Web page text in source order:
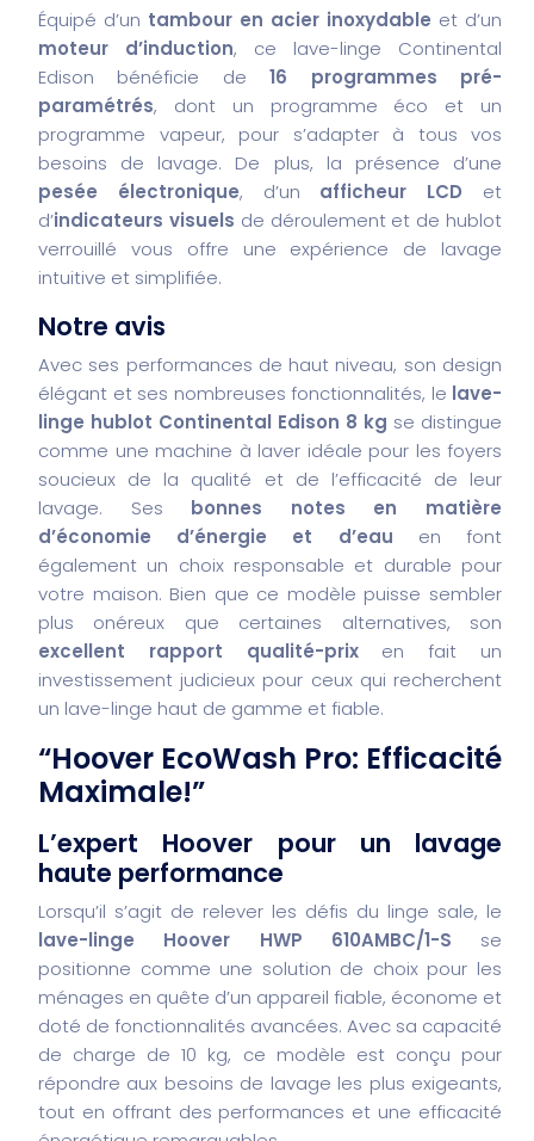
Équipé d’un tambour en acier inoxydable et d’un
moteur d’induction, ce lave-linge Continental
Edison bénéficie de16 programmes pré-
paramétrés, dont un programme éco et un
programme vapeur, pour s’adapter à tous vos
besoins de lavage. De plus, la présence d’une
pesée électronique, d’un afficheur LCD et
d’indicateurs visuels de déroulement et de hublot
verrouillé vous offre une expérience de lavage
intuitive et simplifiée.
Notre avis
Avec ses performances de haut niveau, son design
élégant et ses nombreuses fonctionnalités, le lave-
linge hublot Continental Edison 8 kg se distingue
comme une machine à laver idéale pour les foyers
soucieux de la qualité et de l’efficacité de leur
lavage. Ses bonnes notes en matière
d’économie d’énergie et d’eau en font
également un choix responsable et durable pour
votre maison. Bien que ce modèle puisse sembler
plus onéreux que certaines alternatives, son
excellent rapport qualité-prixen fait un
investissement judicieux pour ceux qui recherchent
un lave-linge haut de gamme et fiable.
“Hoover EcoWash Pro: Efficacité
Maximale!”
L’expert Hoover pour un lavage
haute performance
Lorsqu’il s’agit de relever les défis du linge sale, le
lave-linge Hoover HWP 610AMBC/1-S se
positionne comme une solution de choix pour les
ménages en quête d’un appareil fiable, économe et
doté de fonctionnalités avancées. Avec sa capacité
de charge de 10 kg, ce modèle est conçu pour
répondre aux besoins de lavage les plus exigeants,
tout en offrant des performances et une efficacité